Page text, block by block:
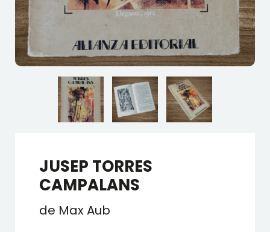
JUSEP TORRES
CAMPALANS
de Max Aub